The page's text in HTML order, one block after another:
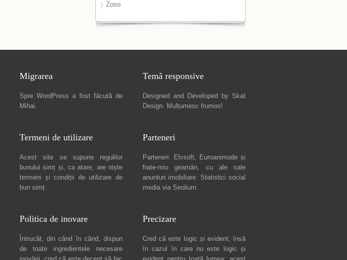
Zoso
Migrarea
Spre WordPress a fost făcută de
Mihai.
Temă responsive
Designed and Developed by Skat
Design. Mulțumesc frumos!
Termeni de utilizare
Acest site se supune regulilor
bunului simț și, ca atare, are niște
termeni și condiții de utilizare de
bun simț.
Parteneri
Parteneri: Elvsoft, Euroanimode și
frate-mio geamăn, cu ale sale
anunturi imobiliare. Statistici social
media via Seolium.
Politica de inovare
Întrucât, din când în când, dispun
de toate ingredientele necesare
Precizare
Cred că este logic și evident, însă
în cazul în care nu este logic și